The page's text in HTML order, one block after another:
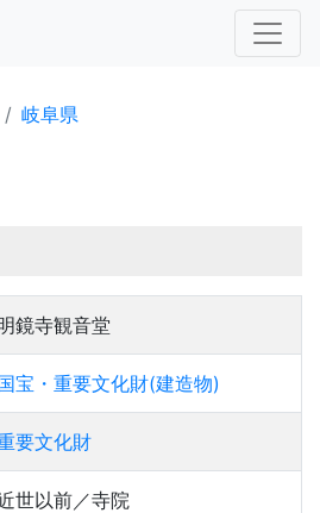
岐阜県
鏡寺観音堂
宝・重要文化財(建造物)
要文化財
世以前／寺院